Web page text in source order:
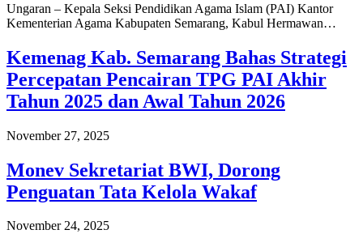
Ungaran – Kepala Seksi Pendidikan Agama Islam (PAI) Kantor
Kementerian Agama Kabupaten Semarang, Kabul Hermawan…
Kemenag Kab. Semarang Bahas Strategi
Percepatan Pencairan TPG PAI Akhir
Tahun 2025 dan Awal Tahun 2026
November 27, 2025
Monev Sekretariat BWI, Dorong
Penguatan Tata Kelola Wakaf
November 24, 2025